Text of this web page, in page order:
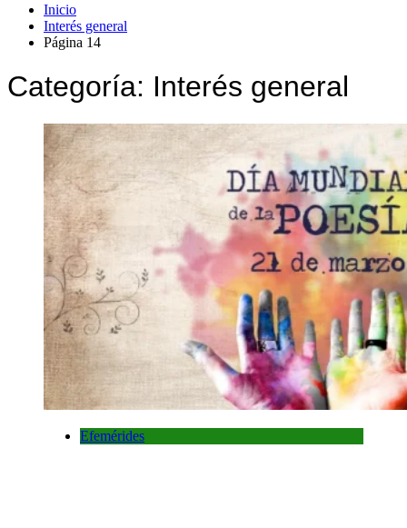
Inicio
Interés general
Página 14
Categoría: Interés general
Efemérides